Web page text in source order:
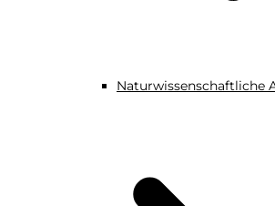
Naturwissenschaftliche